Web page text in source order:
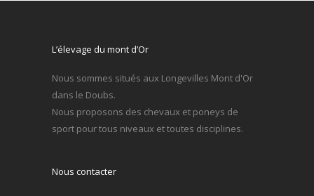
L’élevage du mont d’Or
Nous sommes situés aux Longevilles Mont d'Or
dans le Doubs.
Nous proposons des chevaux et poneys de
sport pour tous niveaux et toutes disciplines.
Nous contacter